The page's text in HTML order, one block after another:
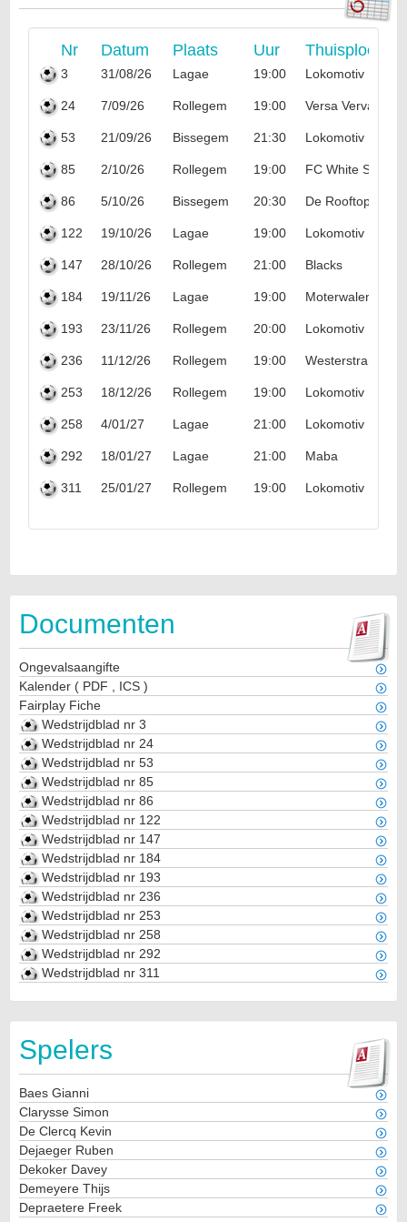
Nr Datum Plaats Uur Thuisploeg
3 31/08/26 Lagae 19:00 Lokomotiv Popo
24 7/09/26 Rollegem 19:00 Versa Vervacke
53 21/09/26 Bissegem 21:30 Lokomotiv Popo
85 2/10/26 Rollegem 19:00 FC White Star
86 5/10/26 Bissegem 20:30 De Rooftoppers
122 19/10/26 Lagae 19:00 Lokomotiv Popo
147 28/10/26 Rollegem 21:00 Blacks
184 19/11/26 Lagae 19:00 Moterwalen '09
193 23/11/26 Rollegem 20:00 Lokomotiv Popo
236 11/12/26 Rollegem 19:00 Westerstrand
253 18/12/26 Rollegem 19:00 Lokomotiv Popo
258 4/01/27 Lagae 21:00 Lokomotiv Popo
292 18/01/27 Lagae 21:00 Maba
311 25/01/27 Rollegem 19:00 Lokomotiv Popo
Documenten
Ongevalsaangifte
Kalender ( PDF ICS )
Fairplay Fiche
Wedstrijdblad nr 3
Wedstrijdblad nr 24
Wedstrijdblad nr 53
Wedstrijdblad nr 85
Wedstrijdblad nr 86
Wedstrijdblad nr 122
Wedstrijdblad nr 147
Wedstrijdblad nr 184
Wedstrijdblad nr 193
Wedstrijdblad nr 236
Wedstrijdblad nr 253
Wedstrijdblad nr 258
Wedstrijdblad nr 292
Wedstrijdblad nr 311
Spelers
Baes Gianni
Clarysse Simon
De Clercq Kevin
Dejaeger Ruben
Dekoker Davey
Demeyere Thijs
Depraetere Freek